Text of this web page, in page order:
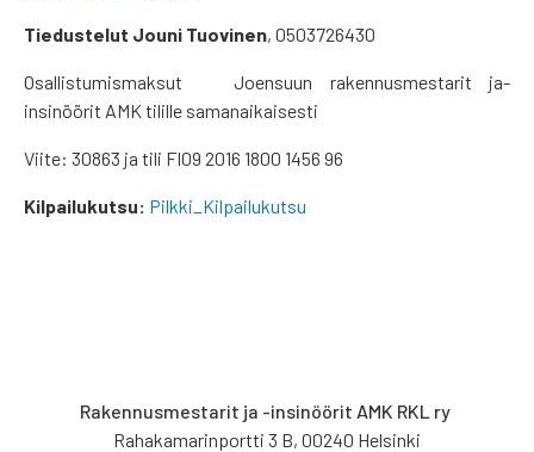
Tiedustelut Jouni Tuovinen, 0503726430
Osallistumismaksut Joensuun rakennusmestarit ja-
insinöörit AMK tilille samanaikaisesti
Viite: 30863 ja tili FI09 2016 1800 1456 96
Kilpailukutsu: Pilkki_Kilpailukutsu
Rakennusmestarit ja -insinöörit AMK RKL ry
Rahakamarinportti 3 B, 00240 Helsinki